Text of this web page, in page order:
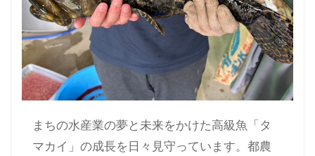
まちの水産業の夢と未来をかけた高級魚「タ
マカイ」の成長を日々見守っています。都農